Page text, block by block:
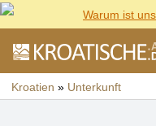
Warum ist
Kroatien » Unterkunft